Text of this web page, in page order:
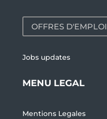
OFFRES D'EMPLOI
Jobs updates
MENU LEGAL
Mentions Legales